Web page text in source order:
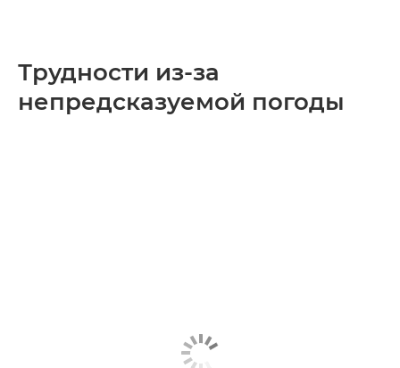
Трудности из-за
непредсказуемой погоды